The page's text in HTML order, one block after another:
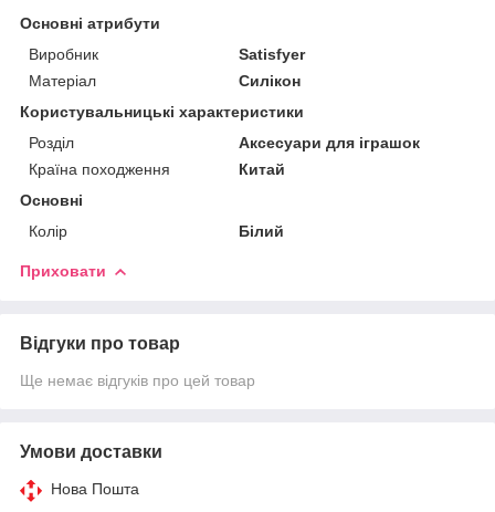
Основні атрибути
Виробник
Satisfyer
Матеріал
Силікон
Користувальницькі характеристики
Розділ
Аксесуари для іграшок
Країна походження
Китай
Основні
Колір
Білий
Приховати
Відгуки про товар
Ще немає відгуків про цей товар
Умови доставки
Нова Пошта